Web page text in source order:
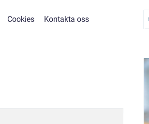
Cookies Kontakta oss